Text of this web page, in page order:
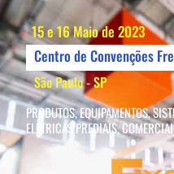
15 e 16 Maio de 2023
Centro de Convenções
São Paulo - SP
PRODUTOS, EQUIPAMENTOS,
ELÉTRICAS PREDIAIS,